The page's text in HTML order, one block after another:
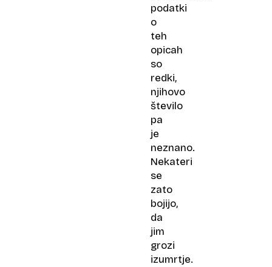
podatki
o
teh
opicah
so
redki,
njihovo
število
pa
je
neznano.
Nekateri
se
zato
bojijo,
da
jim
grozi
izumrtje.